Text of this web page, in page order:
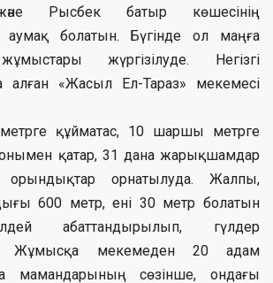
Рысбек батыр көшесінің
болатын. Бүгінде ол маңға
жүргізілуде. Негізгі
«Жасыл Ел-Тараз» мекемесі
құйматас, 10 шаршы метрге
қатар, 31 дана жарықшамдар
орнатылуда. Жалпы,
600 метр, ені 30 метр болатын
абаттандырылып, гүлдер
Жұмысқа мекемеден 20 адам
мамандарының сөзінше, ондағы